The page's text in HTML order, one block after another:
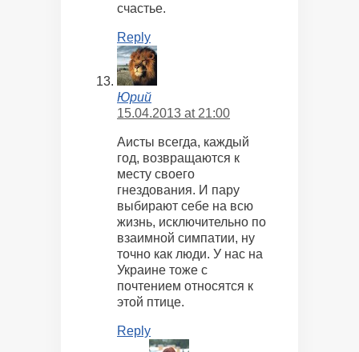
счастье.
Reply
Юрий
15.04.2013 at 21:00
Аисты всегда, каждый
год, возвращаются к
месту своего
гнездования. И пару
выбирают себе на всю
жизнь, исключительно по
взаимной симпатии, ну
точно как люди. У нас на
Украине тоже с
почтением относятся к
этой птице.
Reply